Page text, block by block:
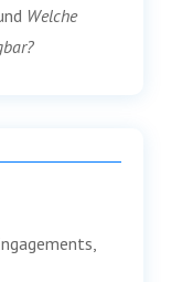
Welche